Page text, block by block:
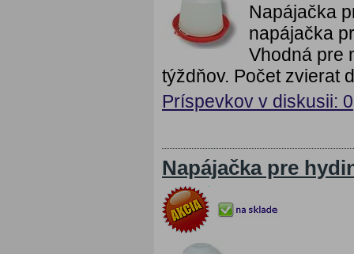
Napájačka
napájačka
Vhodná pre
týždňov. Počet zvierat
Príspevkov v diskusii: 0
Napájačka pre